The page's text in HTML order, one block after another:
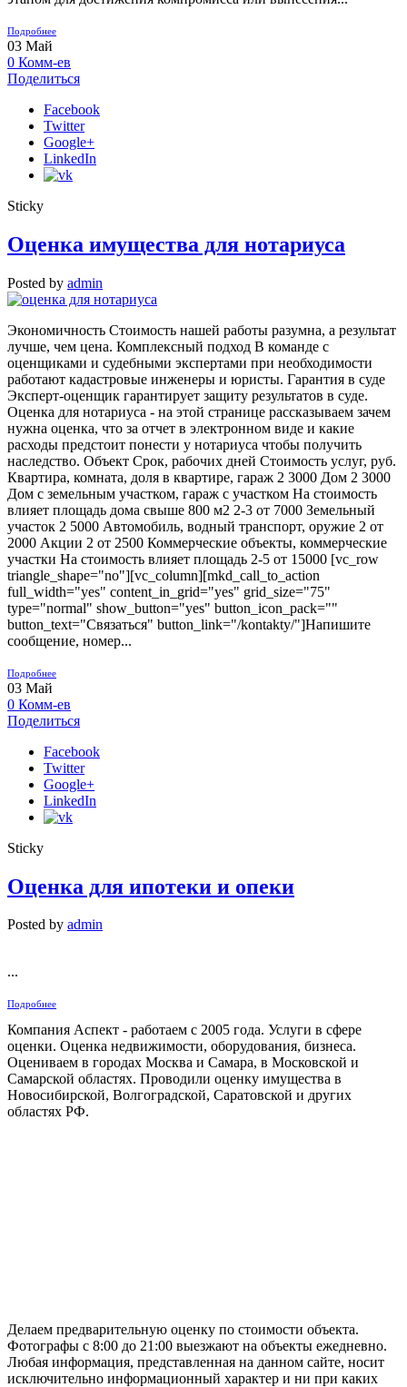
Подробнее
03 Май
0 Комм-ев
Поделиться
Facebook
Twitter
Google+
LinkedIn
Sticky
Оценка имущества для нотариуса
Posted by admin
Экономичность Стоимость нашей работы разумна, а результат
лучше, чем цена. Комплексный подход В команде с
оценщиками и судебными экспертами при необходимости
работают кадастровые инженеры и юристы. Гарантия в суде
Эксперт-оценщик гарантирует защиту результатов в суде.
Оценка для нотариуса - на этой странице рассказываем зачем
нужна оценка, что за отчет в электронном виде и какие
расходы предстоит понести у нотариуса чтобы получить
наследство. Объект Срок, рабочих дней Стоимость услуг, руб.
Квартира, комната, доля в квартире, гараж 2 3000 Дом 2 3000
Дом с земельным участком, гараж с участком На стоимость
влияет площадь дома свыше 800 м2 2-3 от 7000 Земельный
участок 2 5000 Автомобиль, водный транспорт, оружие 2 от
2000 Акции 2 от 2500 Коммерческие объекты, коммерческие
участки На стоимость влияет площадь 2-5 от 15000 [vc_row
triangle_shape="no"][vc_column][mkd_call_to_action
full_width="yes" content_in_grid="yes" grid_size="75"
type="normal" show_button="yes" button_icon_pack=""
button_text="Связаться" button_link="/kontakty/"]Напишите
сообщение, номер...
Подробнее
03 Май
0 Комм-ев
Поделиться
Facebook
Twitter
Google+
LinkedIn
Sticky
Оценка для ипотеки и опеки
Posted by admin
...
Подробнее
Компания Аспект - работаем с 2005 года. Услуги в сфере
оценки. Оценка недвижимости, оборудования, бизнеса.
Оцениваем в городах Москва и Самара, в Московской и
Самарской областях. Проводили оценку имущества в
Новосибирской, Волгоградской, Саратовской и других
областях РФ.
Делаем предварительную оценку по стоимости объекта.
Фотографы с 8:00 до 21:00 выезжают на объекты ежедневно.
Любая информация, представленная на данном сайте, носит
исключительно информационный характер и ни при каких